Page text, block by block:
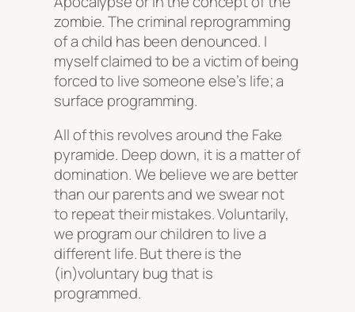
zombie. The criminal reprogramming
of a child has been denounced. I
myself claimed to be a victim of being
forced to live someone else’s life; a
surface programming.
All of this revolves around the Fake
pyramide. Deep down, it is a matter of
domination. We believe we are better
than our parents and we swear not
to repeat their mistakes. Voluntarily,
we program our children to live a
different life. But there is the
(in)voluntary bug that is
programmed.